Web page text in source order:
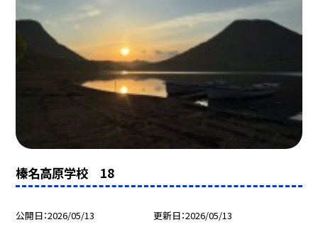
榛名高原学校 18
公開日 2026/05/13 更新日 2026/05/13